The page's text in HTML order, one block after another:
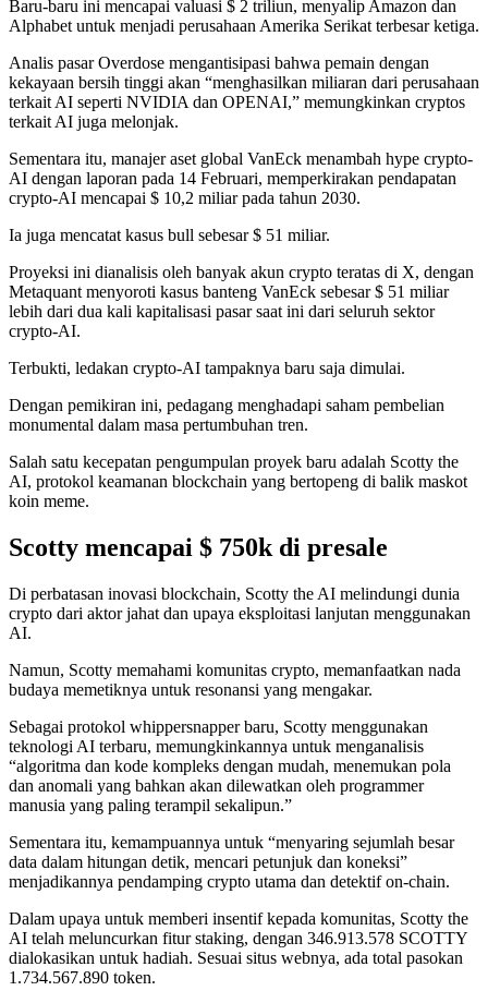
Baru-baru ini mencapai valuasi $ 2 triliun, menyalip Amazon dan
Alphabet untuk menjadi perusahaan Amerika Serikat terbesar ketiga.
Analis pasar Overdose mengantisipasi bahwa pemain dengan
kekayaan bersih tinggi akan “menghasilkan miliaran dari perusahaan
terkait AI seperti NVIDIA dan OPENAI,” memungkinkan cryptos
terkait AI juga melonjak.
Sementara itu, manajer aset global VanEck menambah hype crypto-
AI dengan laporan pada 14 Februari, memperkirakan pendapatan
crypto-AI mencapai $ 10,2 miliar pada tahun 2030.
Ia juga mencatat kasus bull sebesar $ 51 miliar.
Proyeksi ini dianalisis oleh banyak akun crypto teratas di X, dengan
Metaquant menyoroti kasus banteng VanEck sebesar $ 51 miliar
lebih dari dua kali kapitalisasi pasar saat ini dari seluruh sektor
crypto-AI.
Terbukti, ledakan crypto-AI tampaknya baru saja dimulai.
Dengan pemikiran ini, pedagang menghadapi saham pembelian
monumental dalam masa pertumbuhan tren.
Salah satu kecepatan pengumpulan proyek baru adalah Scotty the
AI, protokol keamanan blockchain yang bertopeng di balik maskot
koin meme.
Scotty mencapai $ 750k di presale
Di perbatasan inovasi blockchain, Scotty the AI melindungi dunia
crypto dari aktor jahat dan upaya eksploitasi lanjutan menggunakan
AI.
Namun, Scotty memahami komunitas crypto, memanfaatkan nada
budaya memetiknya untuk resonansi yang mengakar.
Sebagai protokol whippersnapper baru, Scotty menggunakan
teknologi AI terbaru, memungkinkannya untuk menganalisis
“algoritma dan kode kompleks dengan mudah, menemukan pola
dan anomali yang bahkan akan dilewatkan oleh programmer
manusia yang paling terampil sekalipun.”
Sementara itu, kemampuannya untuk “menyaring sejumlah besar
data dalam hitungan detik, mencari petunjuk dan koneksi”
menjadikannya pendamping crypto utama dan detektif on-chain.
Dalam upaya untuk memberi insentif kepada komunitas, Scotty the
AI telah meluncurkan fitur staking, dengan 346.913.578 SCOTTY
dialokasikan untuk hadiah. Sesuai situs webnya, ada total pasokan
1.734.567.890 token.